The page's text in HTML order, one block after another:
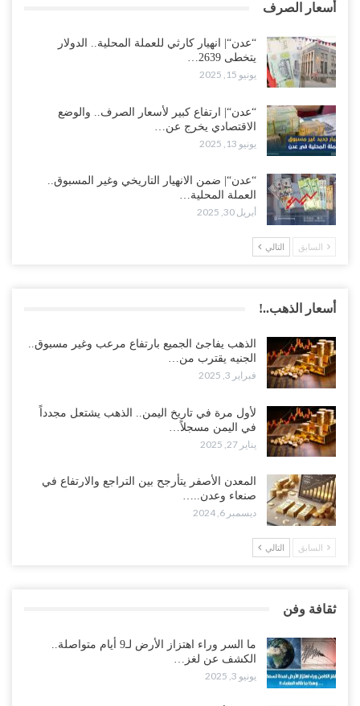
أسعار الصرف
“عدن“| انهيار كارثي للعملة المحلية.. الدولار
يتخطى 2639…
يونيو 15, 2025
“عدن“| ارتفاع كبير لأسعار الصرف.. والوضع
الاقتصادي يخرج عن…
يونيو 13, 2025
“عدن“| ضمن الانهيار التاريخي وغير المسبوق..
العملة المحلية…
أبريل 30, 2025
السابق التالي
أسعار الذهب..!
الذهب يفاجئ الجميع بارتفاع مرعب وغير مسبوق..
الجنيه يقترب من…
فبراير 3, 2025
لأول مرة في تاريخ اليمن.. الذهب يشتعل مجدداً
في اليمن مسجلاً…
يناير 27, 2025
المعدن الأصفر يتأرجح بين التراجع والارتفاع في
صنعاء وعدن..…
ديسمبر 6, 2024
السابق التالي
ثقافة وفن
ما السر وراء اهتزاز الأرض لـ9 أيام متواصلة..
الكشف عن لغز…
يونيو 3, 2025